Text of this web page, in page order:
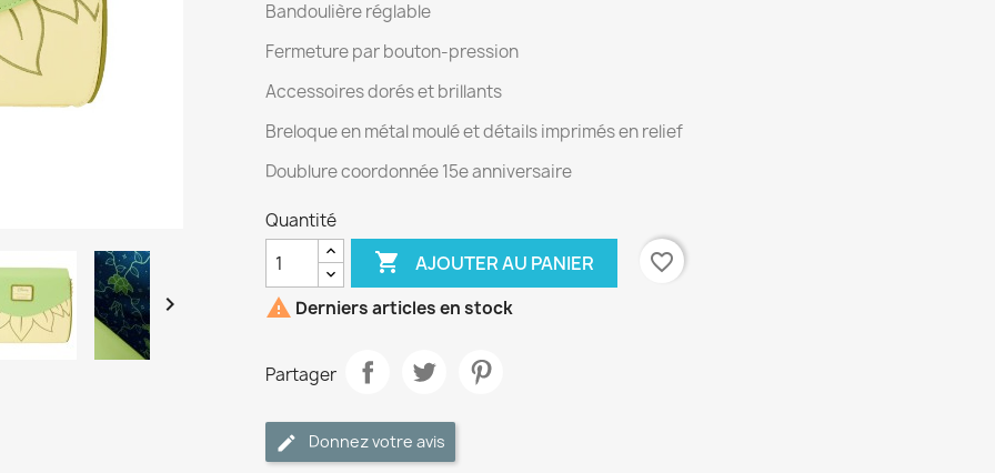

Bandoulière réglable
Fermeture par bouton-pression
Accessoires dorés et brillants
Breloque en métal moulé et détails imprimés en relief
Doublure coordonnée 15e anniversaire
Quantité
 AJOUTER AU PANIER
favorite_border
 Derniers articles en stock
Partager
Donnez votre avis